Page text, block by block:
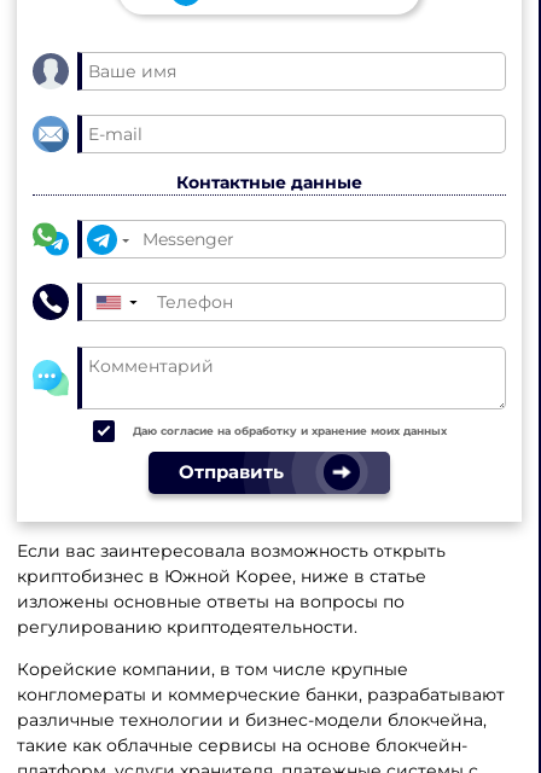
Контактные данные
▼
Даю согласие на обработку и хранение моих данных
Отправить
Если вас заинтересовала возможность открыть
криптобизнес в Южной Корее, ниже в статье
изложены основные ответы на вопросы по
регулированию криптодеятельности.
Корейские компании, в том числе крупные
конгломераты и коммерческие банки, разрабатывают
различные технологии и бизнес-модели блокчейна,
такие как облачные сервисы на основе блокчейн-